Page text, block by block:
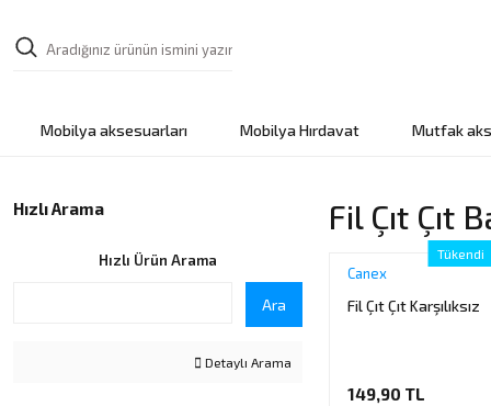
Mobilya aksesuarları Mobilya Hırdavat Mutfak
Hızlı Arama
Hızlı Ürün Arama
Ara
Detaylı Arama
Fil Çıt Çıt
Tükendi
Canex
Fil Çıt Çıt Karşılıksız
149,90 TL